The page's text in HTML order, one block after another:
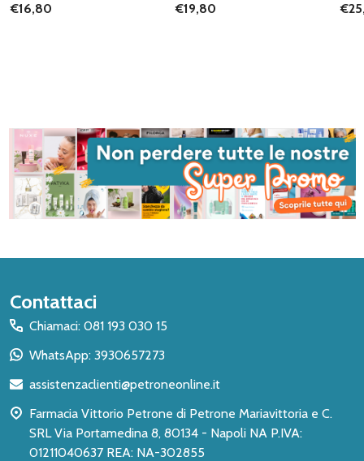
€16,80 €19,80
Inizio
del
piè
pagina
Contattaci
Chiamaci: 081 193 030 15
WhatsApp: 3930657273
assistenzaclienti@petroneonline.it
Farmacia Vittorio Petrone di Petrone Mariavittoria e C.
SRL Via Portamedina 8, 80134 - Napoli NA P.IVA:
01211040637 REA: NA-302855